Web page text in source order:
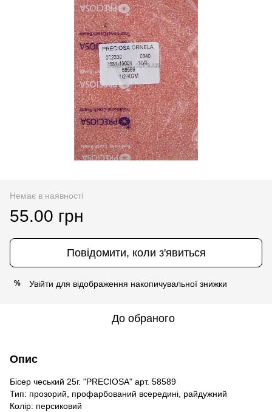
Немає в наявності
55.00 грн
Повідомити, коли з'явиться
% Увійти для відображення накопичувальної знижки
До обраного
Опис
Бісер чеський 25г. "PRECIOSA" арт. 58589
Тип: прозорий, профарбований всередині, райдужний
Колір: персиковий